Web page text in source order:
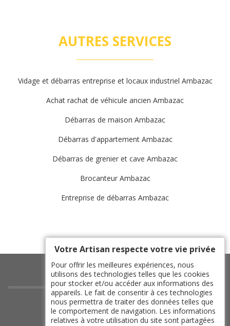
AUTRES SERVICES
Vidage et débarras entreprise et locaux industriel Ambazac
Achat rachat de véhicule ancien Ambazac
Débarras de maison Ambazac
Débarras d'appartement Ambazac
Débarras de grenier et cave Ambazac
Brocanteur Ambazac
Entreprise de débarras Ambazac
indisponible
indisponible
Votre Artisan respecte votre vie privée
Pour offrir les meilleures expériences, nous
utilisons des technologies telles que les cookies
pour stocker et/ou accéder aux informations des
appareils. Le fait de consentir à ces technologies
nous permettra de traiter des données telles que
le comportement de navigation. Les informations
relatives à votre utilisation du site sont partagées